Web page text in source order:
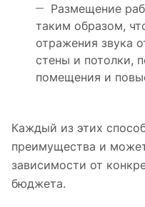
Размещение
таким образом,
отражения звука
стены и потолки,
помещения и
Каждый из этих
преимущества и
зависимости от
бюджета.